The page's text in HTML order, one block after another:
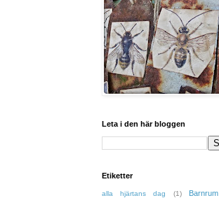
Leta i den här bloggen
Etiketter
alla hjärtans dag (1) Barnrum